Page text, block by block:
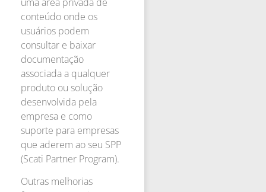
conteúdo onde os
usuários podem
consultar e baixar
documentação
associada a qualquer
produto ou solução
desenvolvida pela
empresa e como
suporte para empresas
que aderem ao seu SPP
(Scati Partner Program).
Outras melhorias